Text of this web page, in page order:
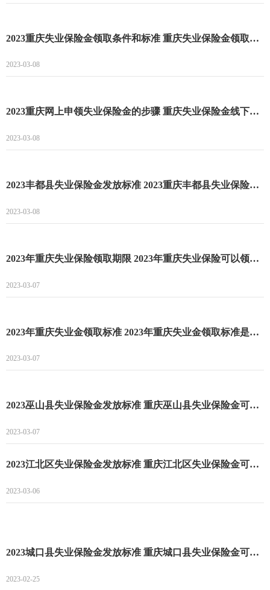
2023重庆失业保险金领取条件和标准 重庆失业保险金领取条件
2023-03-08
2023重庆网上申领失业保险金的步骤 重庆失业保险金线下申领流程
2023-03-08
2023丰都县失业保险金发放标准 2023重庆丰都县失业保险金多少钱一个月
2023-03-08
2023年重庆失业保险领取期限 2023年重庆失业保险可以领多久
2023-03-07
2023年重庆失业金领取标准 2023年重庆失业金领取标准是多少
2023-03-07
2023巫山县失业保险金发放标准 重庆巫山县失业保险金可以领多长时间
2023-03-07
2023江北区失业保险金发放标准 重庆江北区失业保险金可以领多长时间
2023-03-06
2023城口县失业保险金发放标准 重庆城口县失业保险金可以领多长时间
2023-02-25